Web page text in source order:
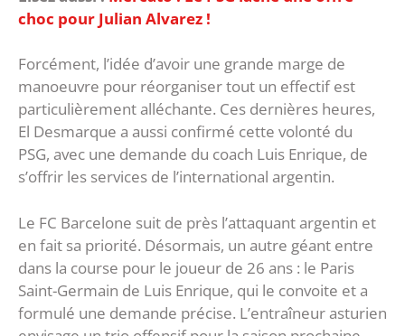
choc pour Julian Alvarez !
Forcément, l’idée d’avoir une grande marge de
manoeuvre pour réorganiser tout un effectif est
particulièrement alléchante. Ces dernières heures,
El Desmarque a aussi confirmé cette volonté du
PSG, avec une demande du coach Luis Enrique, de
s’offrir les services de l’international argentin.
Le FC Barcelone suit de près l’attaquant argentin et
en fait sa priorité. Désormais, un autre géant entre
dans la course pour le joueur de 26 ans : le Paris
Saint-Germain de Luis Enrique, qui le convoite et a
formulé une demande précise. L’entraîneur asturien